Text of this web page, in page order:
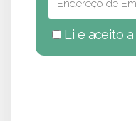
Li e aceito a